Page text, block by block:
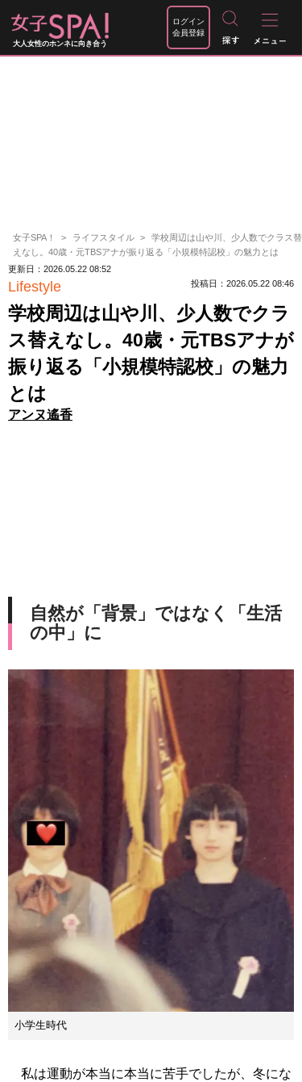
大人女性のホンネに向き合う
ログイン
会員登録
女子SPA！ ライフスタイル
学校周辺は山や川、少人数でクラス替
えなし。40歳・元TBSアナが振り返る「小規模特認校」の魅力とは
更新日：2026.05.22 08:52
Lifestyle 投稿日：2026.05.22 08:46
学校周辺は山や川、少人数でクラ
ス替えなし。40歳・元TBSアナが
振り返る「小規模特認校」の魅力
とは
アンヌ遙香
自然が「背景」ではなく「生活
の中」に
小学生時代
私は運動が本当に本当に苦手でしたが、冬にな